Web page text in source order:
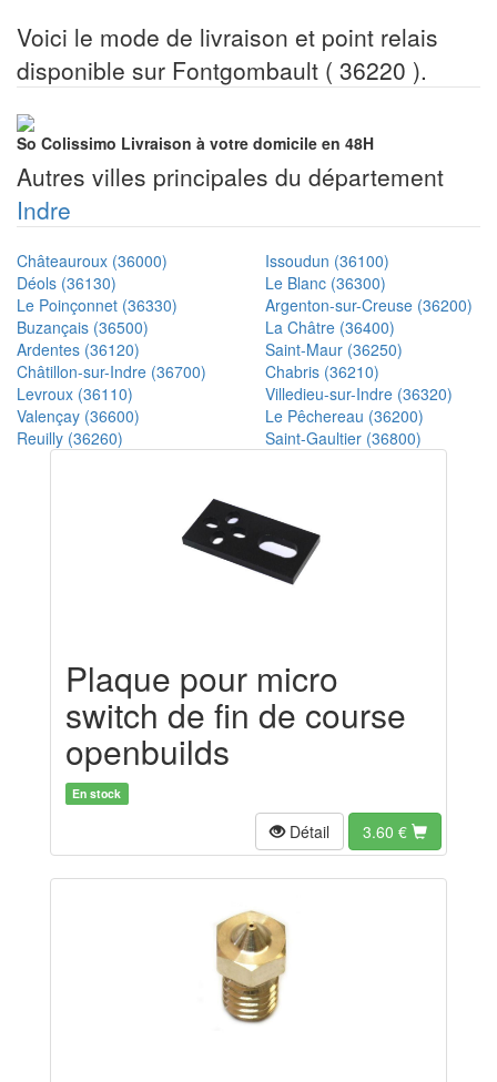
Voici le mode de livraison et point relais
disponible sur Fontgombault ( 36220 ).
So Colissimo Livraison à votre domicile en 48H
Autres villes principales du département
Indre
Châteauroux (36000)
Issoudun (36100)
Déols (36130)
Le Blanc (36300)
Le Poinçonnet (36330)
Argenton-sur-Creuse (36200)
Buzançais (36500)
La Châtre (36400)
Ardentes (36120)
Saint-Maur (36250)
Châtillon-sur-Indre (36700)
Chabris (36210)
Levroux (36110)
Villedieu-sur-Indre (36320)
Valençay (36600)
Le Pêchereau (36200)
Reuilly (36260)
Saint-Gaultier (36800)
Plaque pour micro
switch de fin de course
openbuilds
En stock
Détail 3.60 €